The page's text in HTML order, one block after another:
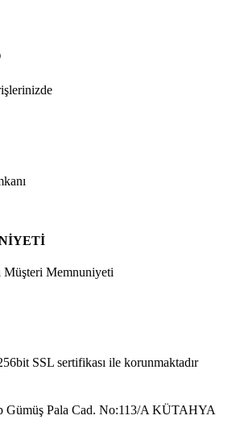
Müşteri Memnuniyeti
SSL sertifikası ile korunmaktadır
Gümüş Pala Cad. No:113/A KÜTAHYA